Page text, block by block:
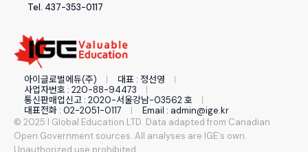
Tel. 437-353-0117
아이글로벌에듀(주)
대표 : 정선영
사업자번호 : 220-88-94473
통신판매업신고 : 2020-서울강남-03562 호
대표전화 : 02-2051-0117
Email : admin@ige.kr
© 2025 I Global Education LTD. Data adapted from Canadian
Open Government sources. All analyses are IGE's own.
Unauthorized use prohibited.